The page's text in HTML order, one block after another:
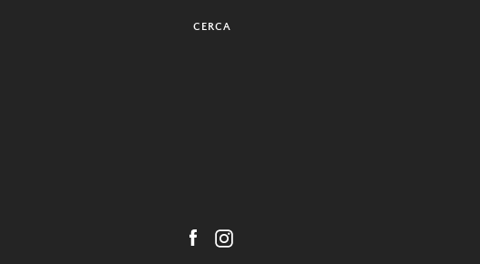
CERCA
Facebook